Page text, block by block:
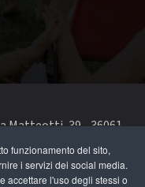
funzionamento del sito,
i servizi dei social media.
accettare l'uso degli stessi o
Matteotti, 39 - 36061
519111 - codice fiscale